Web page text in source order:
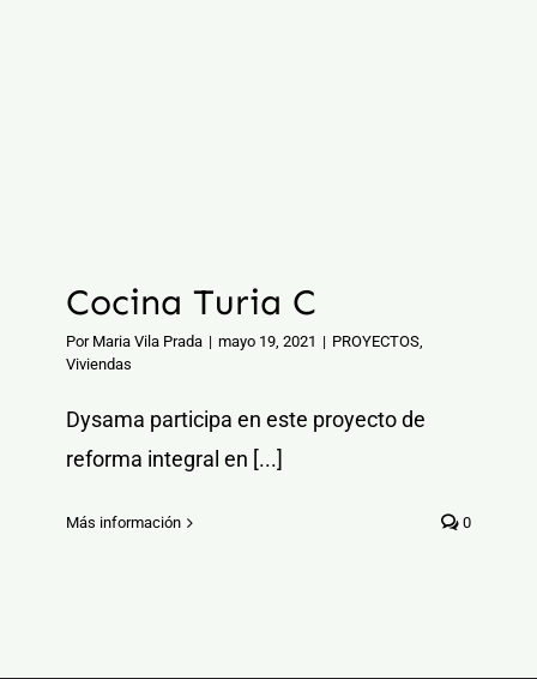
Cocina Turia C
Por Maria Vila Prada | mayo 19, 2021 | PROYECTOS,
Viviendas
Dysama participa en este proyecto de
reforma integral en [...]
Más información 0